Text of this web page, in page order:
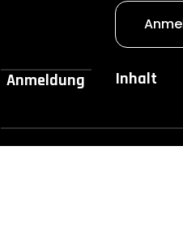
Anmeldung Inhalt